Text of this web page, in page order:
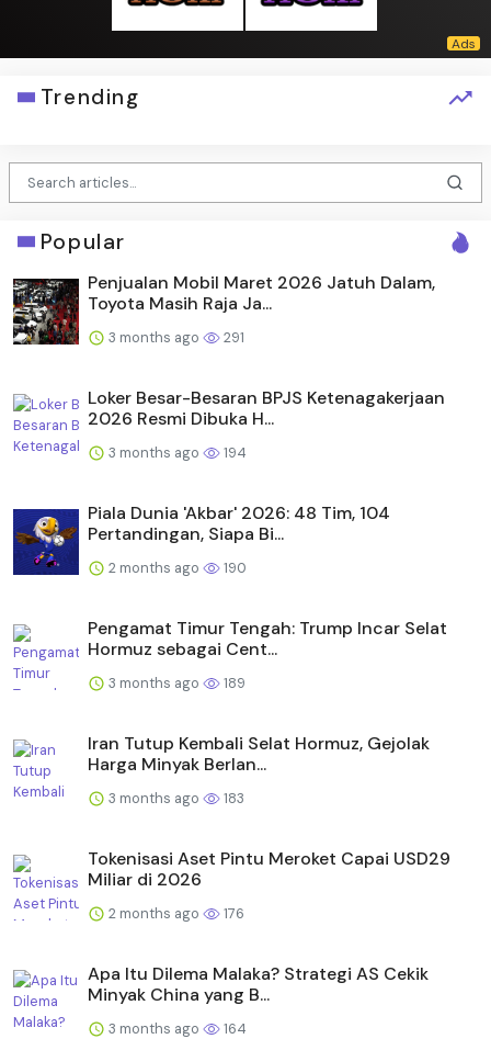
Trending
Popular
Penjualan Mobil Maret 2026 Jatuh Dalam,
Toyota Masih Raja Ja...
3 months ago 291
Loker Besar-Besaran BPJS Ketenagakerjaan
2026 Resmi Dibuka H...
3 months ago 194
Piala Dunia 'Akbar' 2026: 48 Tim, 104
Pertandingan, Siapa Bi...
2 months ago 190
Pengamat Timur Tengah: Trump Incar Selat
Hormuz sebagai Cent...
3 months ago 189
Iran Tutup Kembali Selat Hormuz, Gejolak
Harga Minyak Berlan...
3 months ago 183
Tokenisasi Aset Pintu Meroket Capai USD29
Miliar di 2026
2 months ago 176
Apa Itu Dilema Malaka? Strategi AS Cekik
Minyak China yang B...
3 months ago 164